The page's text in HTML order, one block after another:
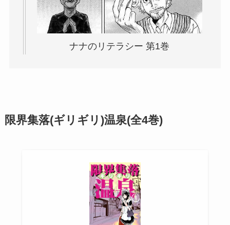
ナナのリテラシー 第1巻
限界集落(ギリギリ)温泉(全4巻)